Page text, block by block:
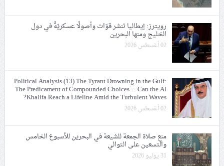
رويترز: إيطاليا تنشر قوّات وأصولًا عسكريّةً في دول
الخليج ومنها البحرين
02 أغسطس 2026
Political Analysis (13) The Tyrant Drowning in the Gulf:
The Predicament of Compounded Choices… Can the Al
Khalifa Reach a Lifeline Amid the Turbulent Waves?
02 أغسطس 2026
منع صلاة الجمعة للشيعة في البحرين للأسبوع الخامس
والتسعين على التوالي
31 يوليو 2026